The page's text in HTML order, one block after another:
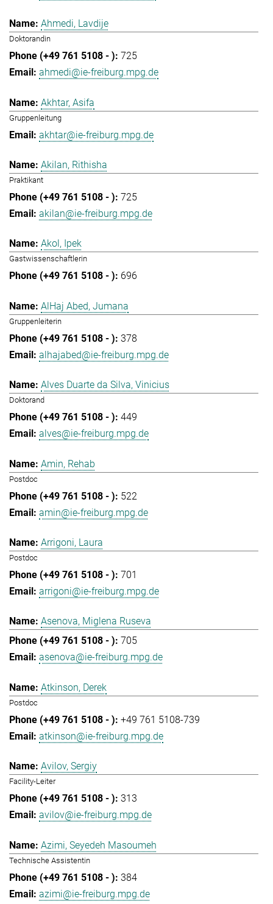
Ahmedi, Lavdije
Doktorandin
725
ahmedi@ie-freiburg.mpg.de
Akhtar, Asifa
Gruppenleitung
akhtar@ie-freiburg.mpg.de
Akilan, Rithisha
Praktikant
725
akilan@ie-freiburg.mpg.de
Akol, Ipek
Gastwissenschaftlerin
696
AlHaj Abed, Jumana
Gruppenleiterin
378
alhajabed@ie-freiburg.mpg.de
Alves Duarte da Silva, Vinicius
Doktorand
449
alves@ie-freiburg.mpg.de
Amin, Rehab
Postdoc
522
amin@ie-freiburg.mpg.de
Arrigoni, Laura
Postdoc
701
arrigoni@ie-freiburg.mpg.de
Asenova, Miglena Ruseva
705
asenova@ie-freiburg.mpg.de
Atkinson, Derek
Postdoc
+49 761 5108-739
atkinson@ie-freiburg.mpg.de
Avilov, Sergiy
Facility-Leiter
313
avilov@ie-freiburg.mpg.de
Azimi, Seyedeh Masoumeh
Technische Assistentin
384
azimi@ie-freiburg.mpg.de